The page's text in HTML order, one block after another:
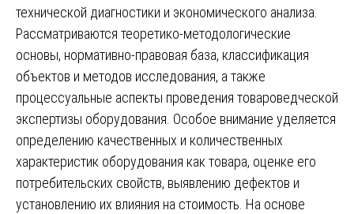
технической диагностики и экономического анализа.
Рассматриваются теоретико-методологические
основы, нормативно-правовая база, классификация
объектов и методов исследования, а также
процессуальные аспекты проведения товароведческой
экспертизы оборудования. Особое внимание уделяется
определению качественных и количественных
характеристик оборудования как товара, оценке его
потребительских свойств, выявлению дефектов и
установлению их влияния на стоимость. На основе